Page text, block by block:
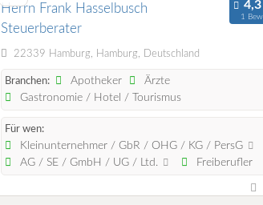
Herrn Frank Hasselbusch
Steuerberater
1
22339 Hamburg, Hamburg, Deutschland
Branchen: Apotheker
Ärzte
Gastronomie / Hotel / Tourismus
Für wen:
Kleinunternehmer / GbR / OHG / KG / PersG
AG / SE / GmbH / UG / Ltd.
Freiberufler